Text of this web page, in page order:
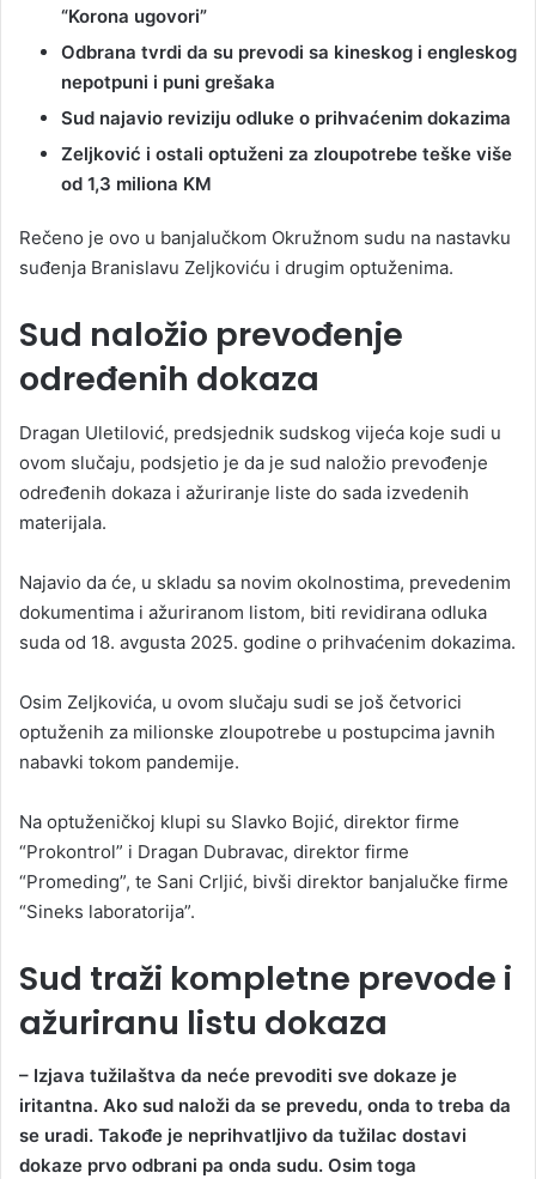
“Korona ugovori”
Odbrana tvrdi da su prevodi sa kineskog i engleskog
nepotpuni i puni grešaka
Sud najavio reviziju odluke o prihvaćenim dokazima
Zeljković i ostali optuženi za zloupotrebe teške više
od 1,3 miliona KM
Rečeno je ovo u banjalučkom Okružnom sudu na nastavku
suđenja Branislavu Zeljkoviću i drugim optuženima.
Sud naložio prevođenje
određenih dokaza
Dragan Uletilović, predsjednik sudskog vijeća koje sudi u
ovom slučaju, podsjetio je da je sud naložio prevođenje
određenih dokaza i ažuriranje liste do sada izvedenih
materijala.
Najavio da će, u skladu sa novim okolnostima, prevedenim
dokumentima i ažuriranom listom, biti revidirana odluka
suda od 18. avgusta 2025. godine o prihvaćenim dokazima.
Osim Zeljkovića, u ovom slučaju sudi se još četvorici
optuženih za milionske zloupotrebe u postupcima javnih
nabavki tokom pandemije.
Na optuženičkoj klupi su Slavko Bojić, direktor firme
“Prokontrol” i Dragan Dubravac, direktor firme
“Promeding”, te Sani Crljić, bivši direktor banjalučke firme
“Sineks laboratorija”.
Sud traži kompletne prevode i
ažuriranu listu dokaza
– Izjava tužilaštva da neće prevoditi sve dokaze je
iritantna. Ako sud naloži da se prevedu, onda to treba da
se uradi. Takođe je neprihvatljivo da tužilac dostavi
dokaze prvo odbrani pa onda sudu. Osim toga